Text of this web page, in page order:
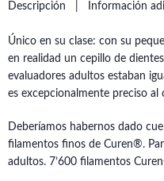
Descripción Información
Único en su clase: con su
en realidad un cepillo de
evaluadores adultos estaban
es excepcionalmente preciso
Deberíamos habernos dado
filamentos finos de Curen®.
adultos. 7’600 filamentos